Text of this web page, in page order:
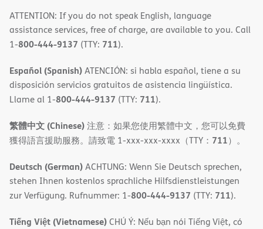
ATTENTION: If you do not speak English, language
assistance services, free of charge, are available to you. Call
1-800-444-9137 (TTY: 711).
Español (Spanish)ATENCIÓN: si habla español, tiene a su
disposición servicios gratuitos de asistencia lingüística.
Llame al 1-800-444-9137 (TTY: 711).
繁體中文 (Chinese)注意：如果您使用繁體中文，您可以免費
獲得語言援助服務。請致電 1-xxx-xxx-xxxx（TTY： 711）。
Deutsch (German)ACHTUNG: Wenn Sie Deutsch sprechen,
stehen Ihnen kostenlos sprachliche Hilfsdienstleistungen
zur Verfügung. Rufnummer: 1-800-444-9137 (TTY: 711).
Tiếng Việt (Vietnamese)CHÚ Ý: Nếu bạn nói Tiếng Việt, có